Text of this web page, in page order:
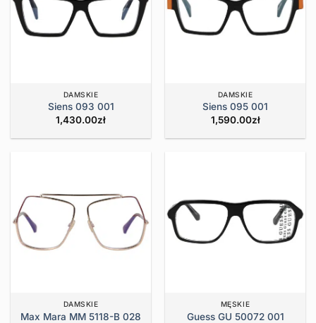
DAMSKIE
Siens 093 001
1,430.00zł
DAMSKIE
Siens 095 001
1,590.00zł
DAMSKIE
Max Mara MM 5118-B 028
MĘSKIE
Guess GU 50072 001